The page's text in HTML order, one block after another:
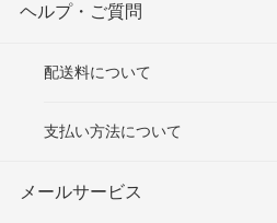
ヘルプ・ご質問
配送料について
支払い方法について
メールサービス